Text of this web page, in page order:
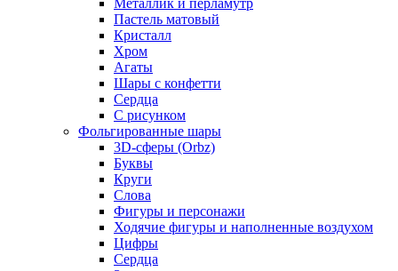
Пастель матовый
Кристалл
Хром
Агаты
Шары с конфетти
Сердца
С рисунком
Фольгированные шары
3D-сферы (Orbz)
Буквы
Круги
Слова
Фигуры и персонажи
Ходячие фигуры и наполненные воздухом
Цифры
Сердца